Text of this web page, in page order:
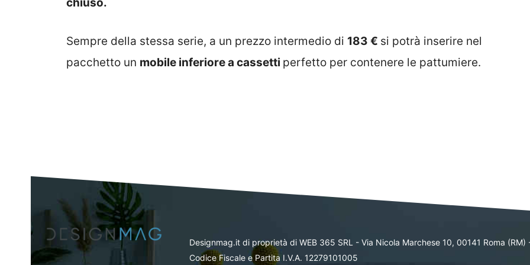
chiuso.
Sempre della stessa serie, a un prezzo intermedio di 183 € si potrà inserire nel
pacchetto un mobile inferiore a cassetti perfetto per contenere le pattumiere.
Designmag.it di proprietà di WEB 365 SRL - Via Nicola Marchese 10, 00141 Roma (RM)
Codice Fiscale e Partita I.V.A. 12279101005